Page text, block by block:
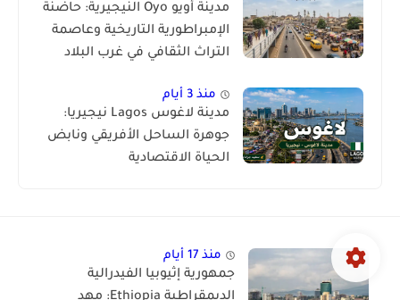
مدينة أويو Oyo النيجيرية: حاضنة
الإمبراطورية التاريخية وعاصمة
التراث الثقافي في غرب البلاد
منذ 3 أيام
مدينة لاغوس Lagos نيجيريا:
جوهرة الساحل الأفريقي ونابض
الحياة الاقتصادية
منذ 17 أيام
جمهورية إثيوبيا الفيدرالية